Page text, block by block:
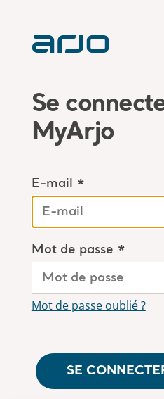
Se
MyArjo
E-mail *
Mot de passe *
Mot de passe oublié ?
SE